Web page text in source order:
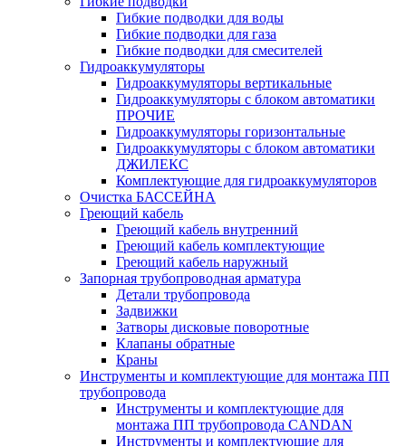
Гибкие подводки для воды
Гибкие подводки для газа
Гибкие подводки для смесителей
Гидроаккумуляторы
Гидроаккумуляторы вертикальные
Гидроаккумуляторы с блоком автоматики
ПРОЧИЕ
Гидроаккумуляторы горизонтальные
Гидроаккумуляторы с блоком автоматики
ДЖИЛЕКС
Комплектующие для гидроаккумуляторов
Очистка БАССЕЙНА
Греющий кабель
Греющий кабель внутренний
Греющий кабель комплектующие
Греющий кабель наружный
Запорная трубопроводная арматура
Детали трубопровода
Задвижки
Затворы дисковые поворотные
Клапаны обратные
Краны
Инструменты и комплектующие для монтажа ПП
трубопровода
Инструменты и комплектующие для
монтажа ПП трубопровода CANDAN
Инструменты и комплектующие для